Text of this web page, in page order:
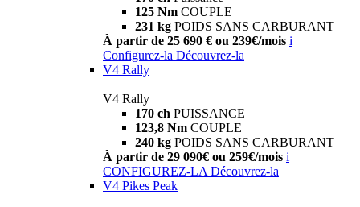
125 Nm COUPLE
231 kg POIDS SANS CARBURANT
À partir de 25 690 € ou 239€/mois i
Configurez-la Découvrez-la
V4 Rally
V4 Rally
170 ch PUISSANCE
123,8 Nm COUPLE
240 kg POIDS SANS CARBURANT
À partir de 29 090€ ou 259€/mois i
CONFIGUREZ-LA Découvrez-la
V4 Pikes Peak